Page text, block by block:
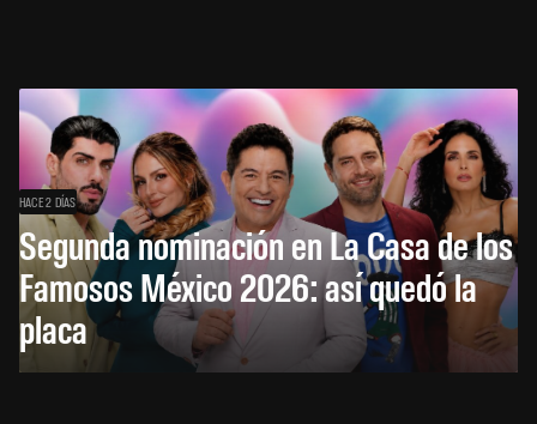
HACE 2 DÍAS
Segunda nominación en La Casa de los
Famosos México 2026: así quedó la
placa